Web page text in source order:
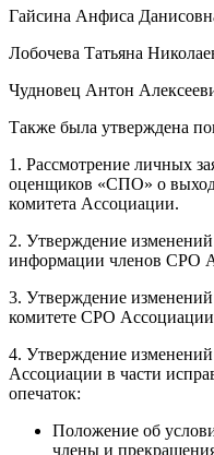
Гайсина Анфиса
Лобочева Татьяна
Чудновец Антон
Также была утверждена
1. Рассмотрение личных
оценщиков «СПО» о
комитета Ассоциации.
2. Утверждение
информации членов СРО
3. Утверждение
комитете СРО
4. Утверждение
Ассоциации в части
опечаток:
Положение об
члены и